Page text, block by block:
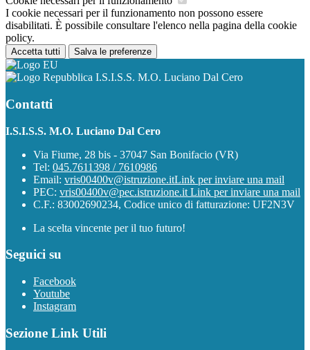
I cookie necessari per il funzionamento non possono essere
disabilitati. È possibile consultare l'elenco nella pagina della cookie
policy.
Accetta tutti Salva le preferenze
I.S.I.S.S. M.O. Luciano Dal Cero
Contatti
I.S.I.S.S. M.O. Luciano Dal Cero
Via Fiume, 28 bis - 37047 San Bonifacio (VR)
Tel: 045.7611398 / 7610986
Email: vris00400v@istruzione.itLink per inviare una mail
PEC: vris00400v@pec.istruzione.it Link per inviare una mail
C.F.: 83002690234, Codice unico di fatturazione: UF2N3V
La scelta vincente per il tuo futuro!
Seguici su
Facebook
Youtube
Instagram
Sezione Link Utili